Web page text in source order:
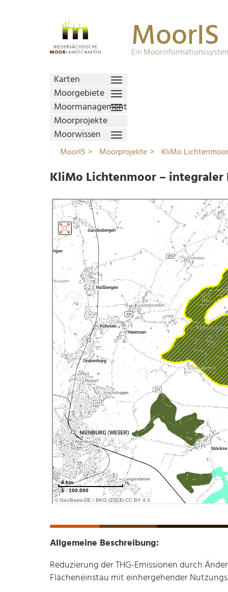
MoorIS
Ein
Karten
Moorgebiete
Moormanagement
Moorprojekte
Moorwissen
MoorIS Moorprojekte KliMo
KliMo Lichtenmoor –
Allgemeine Beschreibung:
Reduzierung der THG-Emissionen durch
Flächeneinstau mit einhergehender